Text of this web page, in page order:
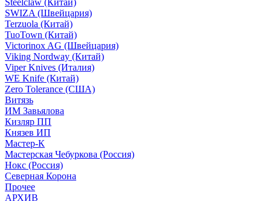
Steelclaw (Китай)
SWIZA (Швейцария)
Terzuola (Китай)
TuoTown (Китай)
Victorinox AG (Швейцария)
Viking Nordway (Китай)
Viper Knives (Италия)
WE Knife (Китай)
Zero Tolerance (США)
Витязь
ИМ Завьялова
Кизляр ПП
Князев ИП
Мастер-К
Мастерская Чебуркова (Россия)
Нокс (Россия)
Северная Корона
Прочее
АРХИВ